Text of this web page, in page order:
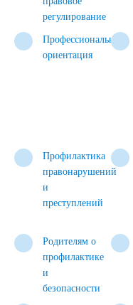
регулирование
Профессиональная
ориентация
Профилактика
правонарушений
и
преступлений
Родителям о
профилактике
и
безопасности